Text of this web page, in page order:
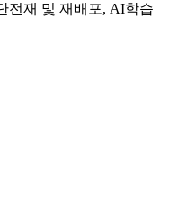
전재 및 재배포, AI학습